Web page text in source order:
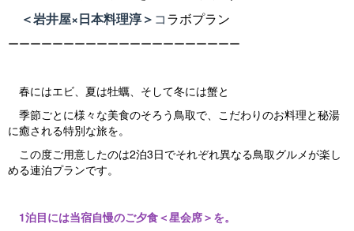
＜岩井屋×日本料理淳＞ コラボプラン
ーーーーーーーーーーーーーーーーーーーーー
春にはエビ、夏は牡蠣、そして冬には蟹と
季節ごとに様々な美食のそろう鳥取で、こだわりのお料理と秘湯
に癒される特別な旅を。
この度ご用意したのは2泊3日でそれぞれ異なる鳥取グルメが楽し
める連泊プランです。
1泊目には当宿自慢のご夕食＜星会席＞を。